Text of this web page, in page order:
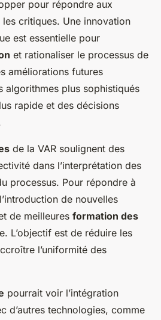
pour répondre aux
critiques. Une innovation
est essentielle pour
et rationaliser le processus de
améliorations futures
algorithmes plus sophistiqués
rapide et des décisions
de la VAR soulignent des
dans l’interprétation des
processus. Pour répondre à
de nouvelles
de meilleures formation des
L’objectif est de réduire les
l’uniformité des
pourrait voir l’intégration
d’autres technologies, comme